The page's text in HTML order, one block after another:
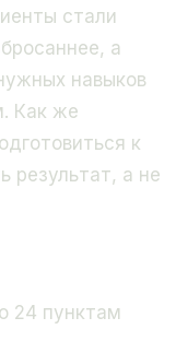
стали
а
навыков
Как же
к
результат, а не
24 пунктам